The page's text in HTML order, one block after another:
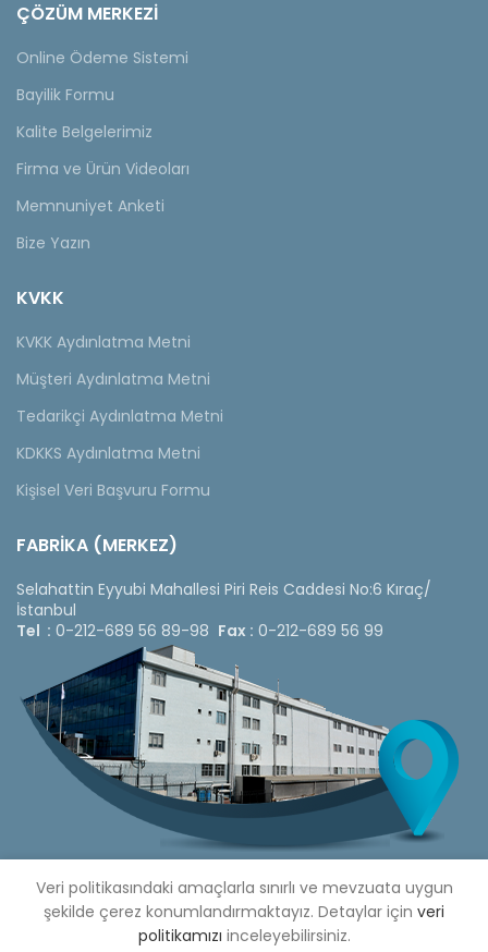
ÇÖZÜM MERKEZİ
Online Ödeme Sistemi
Bayilik Formu
Kalite Belgelerimiz
Firma ve Ürün Videoları
Memnuniyet Anketi
Bize Yazın
KVKK
KVKK Aydınlatma Metni
Müşteri Aydınlatma Metni
Tedarikçi Aydınlatma Metni
KDKKS Aydınlatma Metni
Kişisel Veri Başvuru Formu
FABRİKA (MERKEZ)
Selahattin Eyyubi Mahallesi Piri Reis Caddesi No:6 Kıraç/
İstanbul
Tel : 0-212-689 56 89-98 Fax : 0-212-689 56 99
Copyright © 2020 Çetinkaya Pano |Çetinkaya Pano Fiyat
Veri politikasındaki amaçlarla sınırlı ve mevzuata uygun
şekilde çerez konumlandırmaktayız. Detaylar için veri
politikamızı inceleyebilirsiniz.